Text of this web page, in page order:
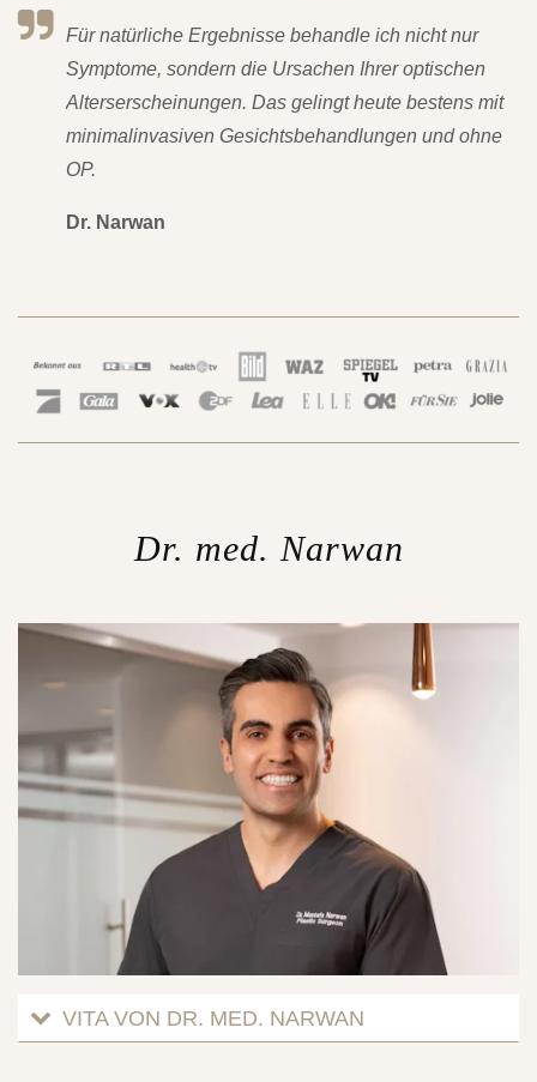
Für natürliche Ergebnisse behandle ich nicht nur
Symptome, sondern die Ursachen Ihrer optischen
Alterserscheinungen. Das gelingt heute bestens mit
minimalinvasiven Gesichtsbehandlungen und ohne
OP.
Dr. Narwan
Dr. med. Narwan
VITA VON DR. MED. NARWAN